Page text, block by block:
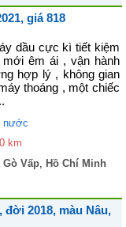
giá 818
dầu cực kì tiết kiệm
êm ái , vận hành
hợp lý , không gian
thoáng , một chiếc
nước
km
Gò Vấp, Hồ Chí Minh
đời 2018, màu Nâu,